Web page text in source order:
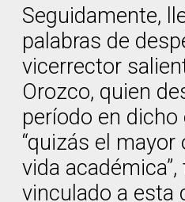
Seguidamente,
palabras de
vicerrector
Orozco, quien
período en dicho
“quizás el mayor
vida
vinculado a esta